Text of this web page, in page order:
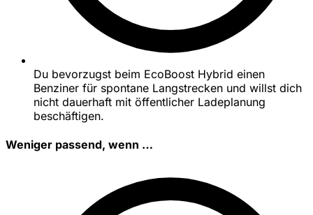
Du bevorzugst beim EcoBoost Hybrid einen
Benziner für spontane Langstrecken und willst dich
nicht dauerhaft mit öffentlicher Ladeplanung
beschäftigen.
Weniger passend, wenn …